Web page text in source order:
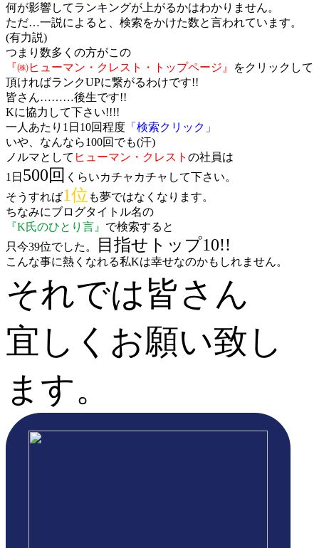
何が影響してランキングが上がるかはわかりません。
ただ…一説によると、検索をかけた数と言われています。
(有力説)
つまり数多くの方がこの
『㈱ヒューマン・クレスト・トップページ』
をクリックして
頂ければランクUPに繋がるわけです!!
皆さん………後生です!!
Kに協力して下さい!!!!
一人あたり1日10回程度 「検索クリック」
いや、なんなら100回でも(汗)
ノルマとして ヒューマン・クレスト の社員は
1日 500回 くらいカチャカチャして下さい。
そうすれば1位 も夢ではなくなります。
ちなみにブログタイトル名の
『K氏のひとり言』 で検索すると
只今39位でした。
目指せトップ10!!
こんな事に熱くなれる私Kは幸せなのかもしれません。
それでは皆さん
宜しくお願い致し
ます。